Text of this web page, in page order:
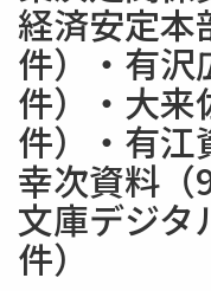
経済安定本
件）・有沢
件）・大来
件）・有江
幸次資料（
文庫デジタ
件）